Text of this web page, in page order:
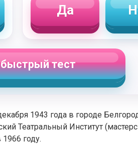
Да
тест
1943 года в городе
Театральный Институт
году.